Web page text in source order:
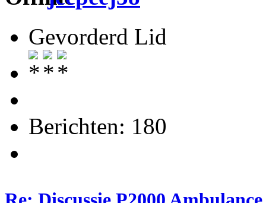
Gevorderd Lid
Berichten: 180